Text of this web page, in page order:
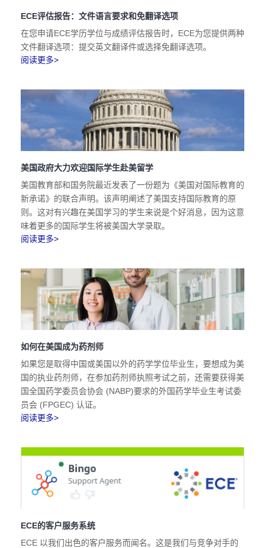
ECE评估报告：文件语言要求和免翻译选项
在您申请ECE学历学位与成绩评估报告时，ECE为您提供两种
文件翻译选项：提交英文翻译件或选择免翻译选项。
阅读更多>
美国政府大力欢迎国际学生赴美留学
美国教育部和国务院最近发表了一份题为《美国对国际教育的
新承诺》的联合声明。该声明阐述了美国支持国际教育的原
则。这对有兴趣在美国学习的学生来说是个好消息，因为这意
味着更多的国际学生将被美国大学录取。
阅读更多>
如何在美国成为药剂师
如果您是取得中国或美国以外的药学学位毕业生，要想成为美
国的执业药剂师，在参加药剂师执照考试之前，还需要获得美
国全国药学委员会协会 (NABP)要求的外国药学毕业生考试委
员会 (FPGEC) 认证。
阅读更多>
ECE的客户服务系统
ECE 以我们出色的客户服务而闻名。这是我们与竞争对手的